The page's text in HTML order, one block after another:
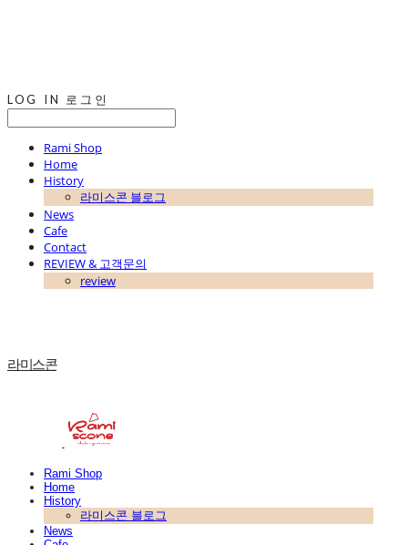
LOG IN 로그인
Rami Shop
Home
History
라미스콘 블로그
News
Cafe
Contact
REVIEW & 고객문의
review
라미스콘
Rami Shop
Home
History
라미스콘 블로그
News